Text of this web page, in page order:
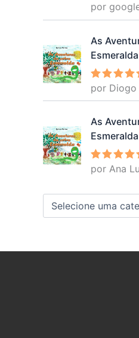
Avalia
ção 3
por
As
Esmeralda
Avaliação
5
por
As
Esmeralda
Avaliação
5
por Ana